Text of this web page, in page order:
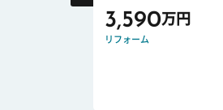
3,590万円
リフォーム